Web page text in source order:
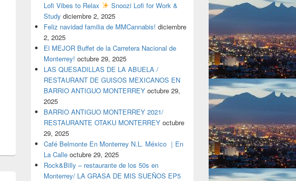
Lofi Vibes to Relax
Snoozi Lofi for Work &
Study diciembre 2, 2025
Feliz navidad familia de MMCannabis! diciembre
2, 2025
El MEJOR Buffet de la Carretera Nacional de
Monterrey! octubre 29, 2025
LAS QUESADILLAS DE LA ABUELA /
RESTAURANT DE GUISOS MEXICANOS EN
BARRIO ANTIGUO MONTERREY octubre 29,
2025
BARRIO ANTIGUO MONTERREY 2021/
RESTAURANTE OTAKU MONTERREY octubre
29, 2025
Café Belmonte En Monterrey N.L. México ｜En
La Calle octubre 29, 2025
Rock&Billy – restaurante de los 50s en
Monterrey/ LA GRASA DE MIS SUEÑOS EP5